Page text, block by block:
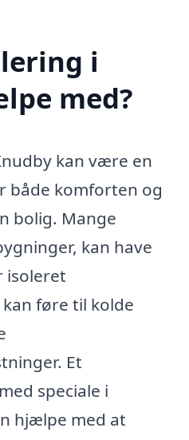
i
med?
kan være en
både komforten og
bolig. Mange
kan have
isoleret
føre til kolde
Et
speciale i
hjælpe med at